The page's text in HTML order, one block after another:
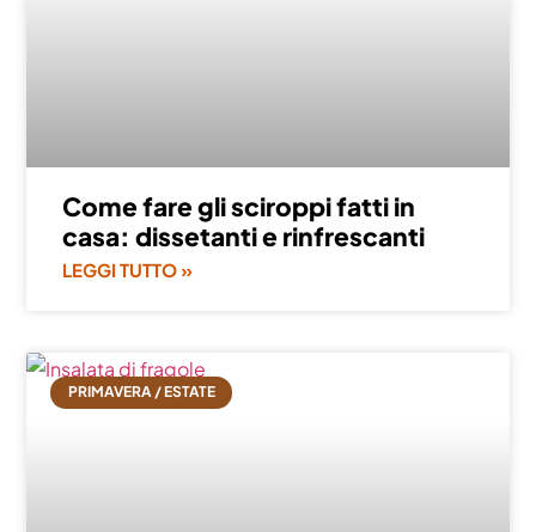
Come fare gli sciroppi fatti in
casa: dissetanti e rinfrescanti
LEGGI TUTTO »
PRIMAVERA / ESTATE